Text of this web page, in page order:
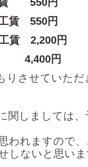
賃 550円
賃 2,200円
円
りさせていただ
関しましては
われますので
しないと思い